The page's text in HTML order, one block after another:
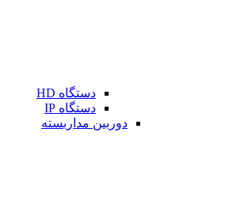
دستگاه HD
دستگاه IP
دوربین مداربسته